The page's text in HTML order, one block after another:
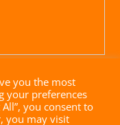
you the most
your preferences
you consent to
you may visit